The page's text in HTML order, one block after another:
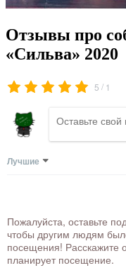
Отзывы про
«Сильва» 2020
5 / 1
Лучшие
Пожалуйста, оставьте
чтобы другим людям
посещения! Расскажите
планирует посещение.